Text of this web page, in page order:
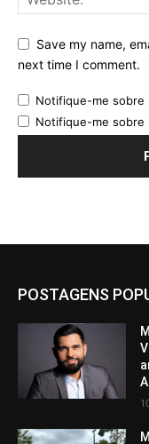
Save my name,
next time I comment.
Notifique-me sobre
Notifique-me sobre
POSTAGENS